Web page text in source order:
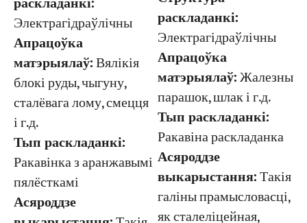
Электрагідраўлічны
Апрацоўка
матэрыялаў:Вялікія
блокі руды, чыгуну,
сталёвага лому, смецця
і г.д.
Тып раскладанкі:
Ракавінка з аранжавымі
пялёсткамі
Асяроддзе
раскладанкі:
Электрагідраўлічны
Апрацоўка
матэрыялаў:Жалезны
парашок, шлак і г.д.
Тып раскладанкі:
Ракавіна раскладанка
Асяроддзе
выкарыстання:Такія
галіны прамысловасці,
як сталеліцейная,